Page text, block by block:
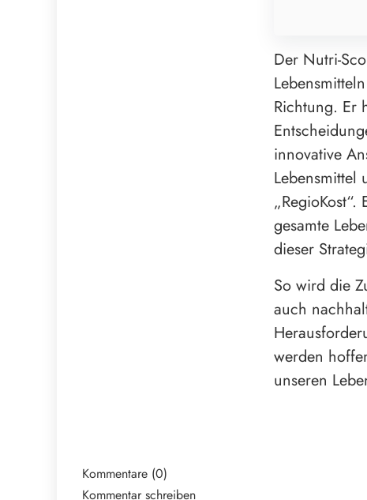
Der Nutri-
Richtung. Er
innovative
Lebensmittel
gesamte
dieser
So wird die
auch
werden
unseren
Kommentare (0)
Kommentar schreiben